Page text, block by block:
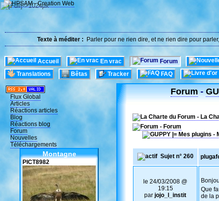
Texte à méditer : Parler pour ne rien dire, et ne rien dire pour
Accueil En vrac
Forum
Translations
Bêtas Tracker FAQ
Flux Global
Articles
Réactions articles
Blog
Réactions blog
Forum
Nouvelles
Téléchargements
Montagne
PICT8982
Forum-
- La
- Forum
Sujet n° 260
le 24/03/2008 @
19:15
par jojo_l_instit
Que
de la